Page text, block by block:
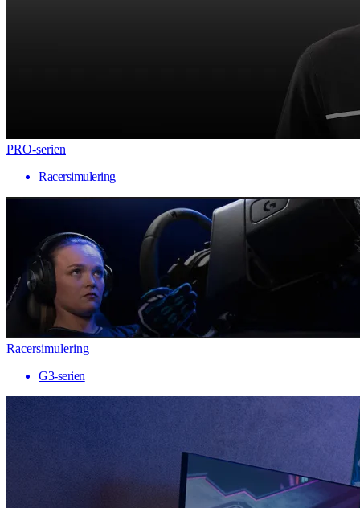
PRO-serien
Racersimulering
Racersimulering
G3-serien